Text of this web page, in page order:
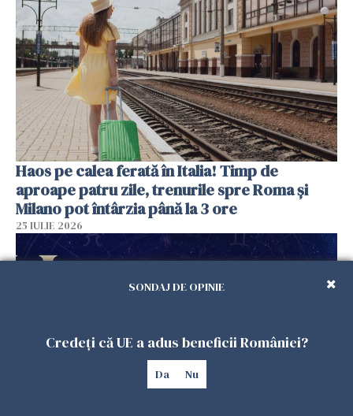
Haos pe calea ferată în Italia! Timp de
aproape patru zile, trenurile spre Roma și
Milano pot întârzia până la 3 ore
25 IULIE 2026
SONDAJ DE OPINIE
Credeți că UE a adus beneficii României?
Da Nu